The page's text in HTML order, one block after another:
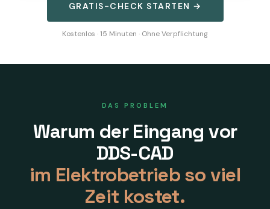
GRATIS-CHECK STARTEN →
Kostenlos · 15 Minuten · Ohne Verpflichtung
DAS PROBLEM
Warum der Eingang vor
DDS-CAD
im Elektrobetrieb so viel
Zeit kostet.